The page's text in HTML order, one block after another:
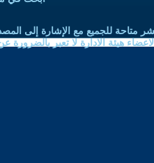
متاحة للجميع مع الإشارة إلى
هيئة الادارة لا تعبر بالضرورة